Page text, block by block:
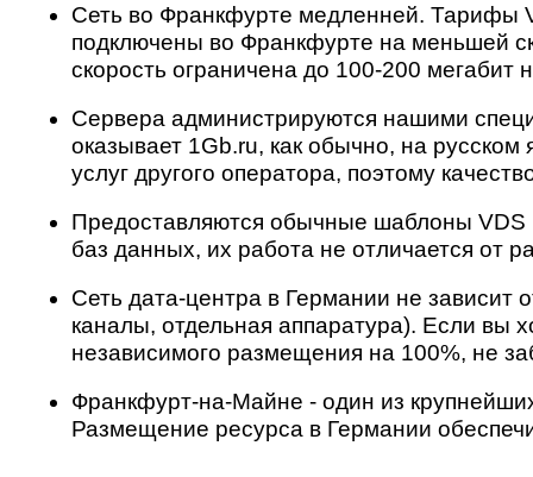
Сеть во Франкфурте медленней. Тарифы
подключены во Франкфурте на меньшей
скорость ограничена до 100-200 мегабит
Сервера администрируются нашими
оказывает 1Gb.ru, как обычно, на
услуг другого оператора, поэтому
Предоставляются обычные шаблоны VDS
баз данных, их работа не отличается от
Сеть дата-центра в Германии не зависит
каналы, отдельная аппаратура). Если вы
независимого размещения на 100%, не
Франкфурт-на-Майне - один из
Размещение ресурса в Германии